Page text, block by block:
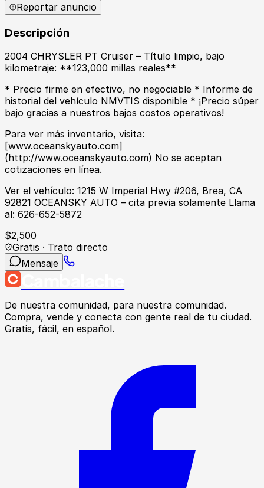
Reportar anuncio
Descripción
2004 CHRYSLER PT Cruiser – Título limpio, bajo
kilometraje: **123,000 millas reales**
* Precio firme en efectivo, no negociable * Informe de
historial del vehículo NMVTIS disponible * ¡Precio súper
bajo gracias a nuestros bajos costos operativos!
Para ver más inventario, visita:
[www.oceanskyauto.com]
(http://www.oceanskyauto.com) No se aceptan
cotizaciones en línea.
Ver el vehículo: 1215 W Imperial Hwy #206, Brea, CA
92821 OCEANSKY AUTO – cita previa solamente Llama
al: 626-652-5872
$2,500
Gratis · Trato directo
Mensaje
De nuestra comunidad, para nuestra comunidad.
Compra, vende y conecta con gente real de tu ciudad.
Gratis, fácil, en español.